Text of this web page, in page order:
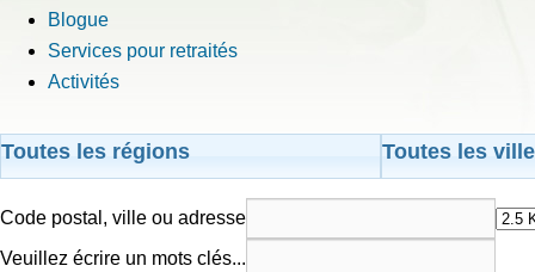
Blogue
Services pour retraités
Activités
Toutes les régions Toutes les
Code postal, ville ou adresse
Veuillez écrire un mots clés...